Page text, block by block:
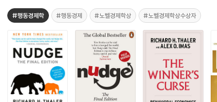
#행동경제학 #행동경제 #노벨경제학상 #노벨경제학상수상자